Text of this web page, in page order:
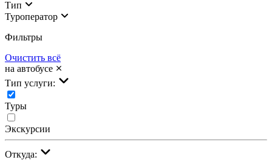
Тип
Туроператор
Фильтры
Очистить всё
на автобусе
Тип услуги:
Туры
Экскурсии
Откуда: